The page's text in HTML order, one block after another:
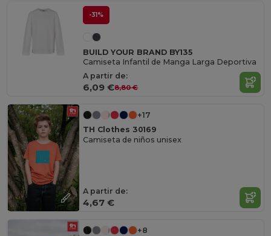
-31%
BUILD YOUR BRAND BY135
Camiseta Infantil de Manga Larga Deportiva
A partir de:
6,09 €8,80 €
+17
TH Clothes 30169
Camiseta de niños unisex
A partir de:
4,67 €
+8